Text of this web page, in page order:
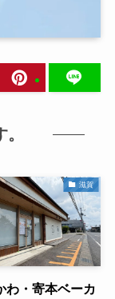
滋賀
わ・寄本ベーカ